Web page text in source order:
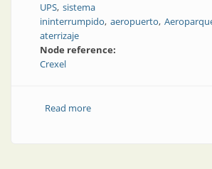
UPS sistema
ininterrumpido aeropuerto
aterrizaje
Node reference:
Crexel
Read moreabout UPS para las luces de